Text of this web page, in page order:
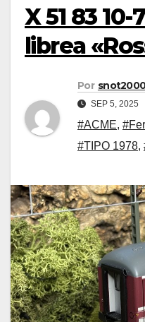
X 51 83
librea
Por
SEP 5, 2025
#ACME,
#TIPO 1978,